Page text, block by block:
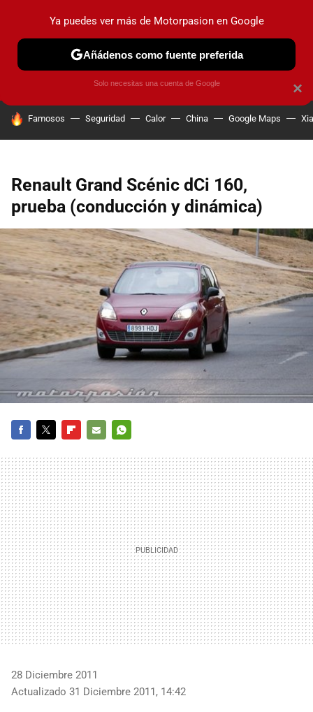
PRUEBAS COCHES ELÉCTRICOS OBSERVATORIO
HOY SE HABLA DE
Famosos Seguridad Calor China Google Maps
Renault Grand Scénic dCi 160,
prueba (conducción y dinámica)
MAIL
28 Diciembre 2011
Actualizado 31 Diciembre 2011, 14:42
×
Ya puedes ver más de Motorpasion en Google
Añádenos como fuente preferida
Solo necesitas una cuenta de Google